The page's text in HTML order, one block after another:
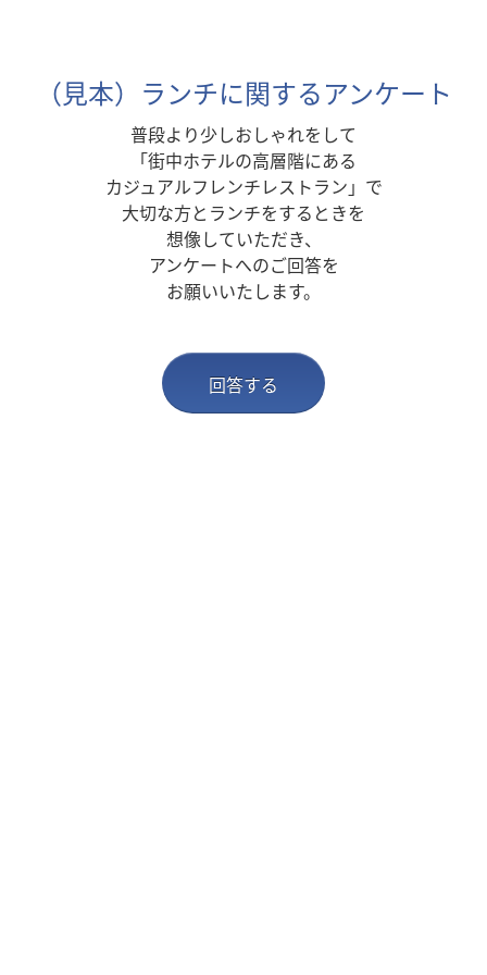
（見本）ランチに関するアンケート
普段より少しおしゃれをして
「街中ホテルの高層階にある
カジュアルフレンチレストラン」で
大切な方とランチをするときを
想像していただき、
アンケートへのご回答を
お願いいたします。
回答する